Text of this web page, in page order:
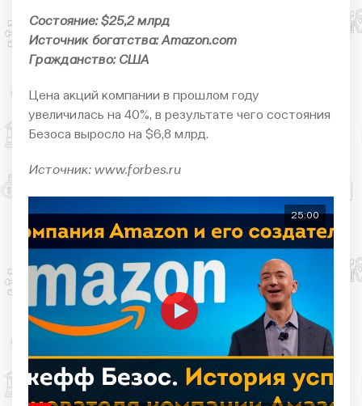
Состояние: $25,2 млрд
Источник богатства: Amazon.com
Гражданство: США
Цена акций компании в прошлом году
увеличилась на 40%, в результате чего состояния
Безоса выросло на $6,8 млрд.
Источник: www.forbes.ru
25:00